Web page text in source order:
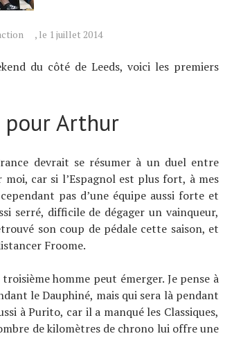
, le 1 juillet 2014
du côté de Leeds, voici les premiers
pour Arthur
devrait se résumer à un duel entre
car si l’Espagnol est plus fort, à mes
pas d’une équipe aussi forte et
serré, difficile de dégager un vainqueur,
son coup de pédale cette saison, et
Froome.
homme peut émerger. Je pense à
le Dauphiné, mais qui sera là pendant
à Purito, car il a manqué les Classiques,
de kilomètres de chrono lui offre une